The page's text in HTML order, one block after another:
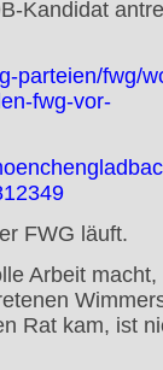
Kandidat
parteien/fwg/
fwg-vor-
FWG läuft.
Arbeit
Rat kam, ist